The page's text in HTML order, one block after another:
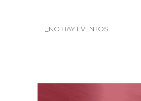
_NO HAY EVENTOS